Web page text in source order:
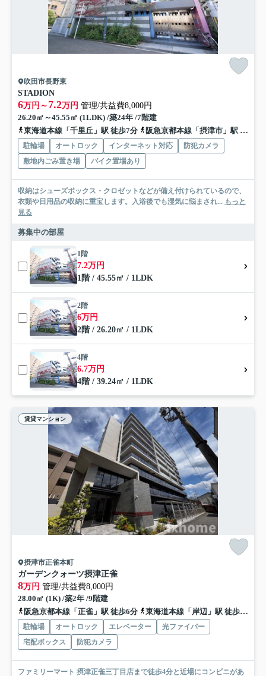
吹田市長野東
STADION
6万円～ 7.2万円 管理/共益費8,000円
26.20㎡～45.55㎡ (1LDK) /築24年 /7階建
東海道本線「千里丘」駅 徒歩7分
阪急京都本線「摂津市」駅 徒歩10分
駐輪場 オートロック インターネット対応
防犯カメラ
敷地内ごみ置き場
バイク置場あり
収納はシューズボックス・クロゼットなどが備え付けられているので、
衣類や日用品の収納に重宝します。入浴後でも湿気に悩まされ... もっと
見る
募集中の部屋
1階
7.2万円
1階 / 45.55㎡ / 1LDK
2階
6万円
2階 / 26.20㎡ / 1LDK
4階
6.7万円
4階 / 39.24㎡ / 1LDK
賃貸マンション
摂津市正雀本町
ガーデンクォーツ摂津正雀
8万円 管理/共益費8,000円
28.00㎡ (1K) /築2年 /9階建
阪急京都本線「正雀」駅 徒歩6分
東海道本線「岸辺」駅 徒歩13分
駐輪場 オートロック エレベーター
光ファイバー
宅配ボックス
防犯カメラ
ファミリーマート 摂津正雀三丁目店まで徒歩4分と近場にコンビニがあ